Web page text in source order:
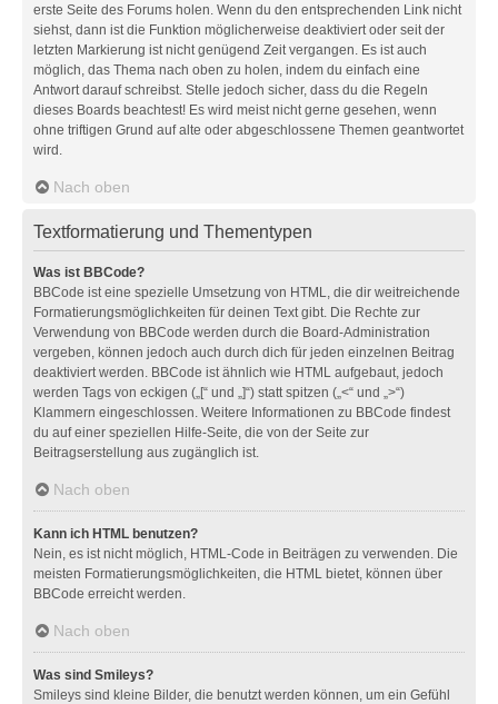
erste Seite des Forums holen. Wenn du den entsprechenden Link nicht
siehst, dann ist die Funktion möglicherweise deaktiviert oder seit der
letzten Markierung ist nicht genügend Zeit vergangen. Es ist auch
möglich, das Thema nach oben zu holen, indem du einfach eine
Antwort darauf schreibst. Stelle jedoch sicher, dass du die Regeln
dieses Boards beachtest! Es wird meist nicht gerne gesehen, wenn
ohne triftigen Grund auf alte oder abgeschlossene Themen geantwortet
wird.
Nach oben
Textformatierung und Thementypen
Was ist BBCode?
BBCode ist eine spezielle Umsetzung von HTML, die dir weitreichende
Formatierungsmöglichkeiten für deinen Text gibt. Die Rechte zur
Verwendung von BBCode werden durch die Board-Administration
vergeben, können jedoch auch durch dich für jeden einzelnen Beitrag
deaktiviert werden. BBCode ist ähnlich wie HTML aufgebaut, jedoch
werden Tags von eckigen („[“ und „]“) statt spitzen („<“ und „>“)
Klammern eingeschlossen. Weitere Informationen zu BBCode findest
du auf einer speziellen Hilfe-Seite, die von der Seite zur
Beitragserstellung aus zugänglich ist.
Nach oben
Kann ich HTML benutzen?
Nein, es ist nicht möglich, HTML-Code in Beiträgen zu verwenden. Die
meisten Formatierungsmöglichkeiten, die HTML bietet, können über
BBCode erreicht werden.
Nach oben
Was sind Smileys?
Smileys sind kleine Bilder, die benutzt werden können, um ein Gefühl